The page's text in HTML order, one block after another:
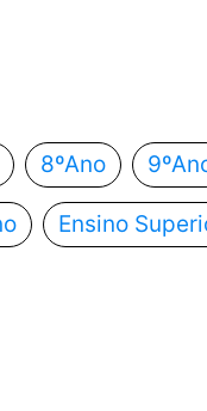
8ºAno
Ensino